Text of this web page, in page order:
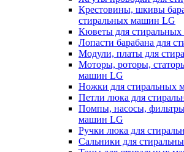
Крестовины, шкивы
стиральных машин LG
Кюветы для
Лопасти барабана для
Модули, платы для
Моторы, роторы,
машин LG
Ножки для стиральных
Петли люка для
Помпы, насосы,
машин LG
Ручки люка для
Сальники для